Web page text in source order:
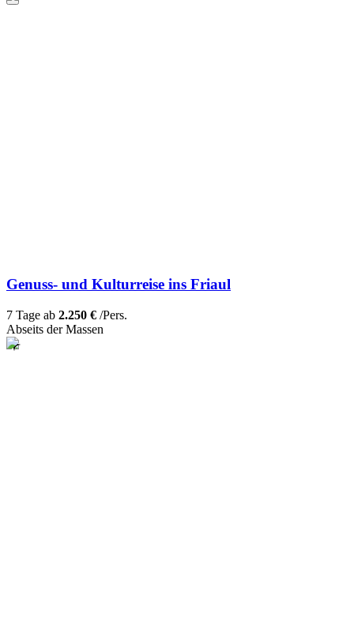
Genuss- und Kulturreise ins Friaul
7 Tage ab 2.250 € /Pers.
Abseits der Massen